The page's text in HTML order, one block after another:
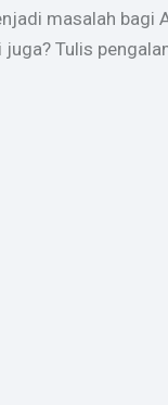
masalah bagi
Tulis